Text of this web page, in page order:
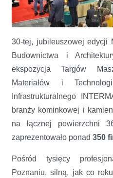
30-tej, jubileuszowej edycji
Budownictwa i
ekspozycja Targów
Materiałów i
Infrastrukturalnego
branży kominkowej i
na łącznej powierzchni
zaprezentowało ponad 350
Pośród tysięcy
Poznaniu, silną, jak co